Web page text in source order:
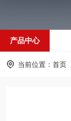
产品中心
当前位置： 首页